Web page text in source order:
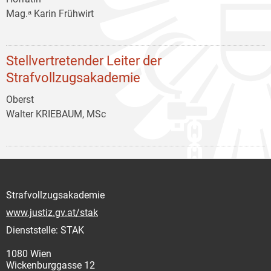
Mag.ᵃ Karin Frühwirt
Stellvertretender Leiter der
Strafvollzugsakademie
Oberst
Walter KRIEBAUM, MSc
Strafvollzugsakademie
www.justiz.gv.at/stak
Dienststelle: STAK
1080 Wien
Wickenburggasse 12